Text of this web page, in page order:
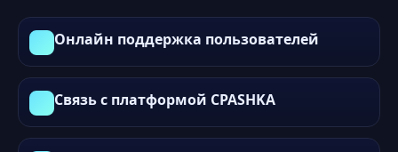
Онлайн поддержка пользователей
Связь с платформой CPASHKA